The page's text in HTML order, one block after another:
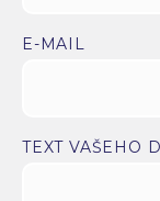
E-MAIL
TEXT VAŠEHO